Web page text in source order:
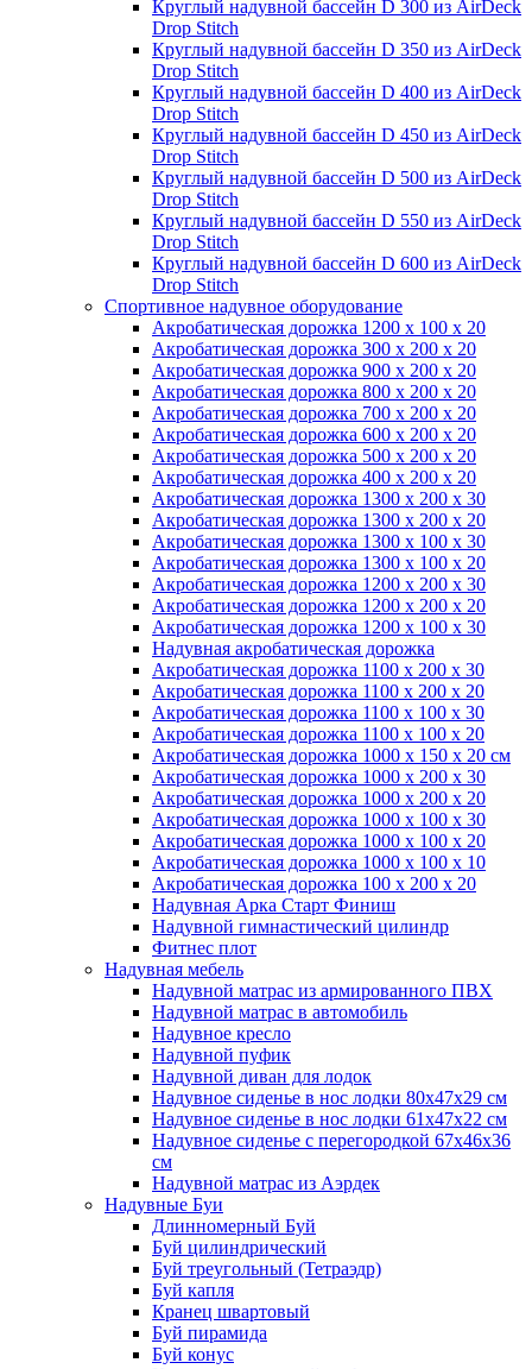
Круглый надувной бассейн D 300 из AirDeck
Drop Stitch
Круглый надувной бассейн D 350 из AirDeck
Drop Stitch
Круглый надувной бассейн D 400 из AirDeck
Drop Stitch
Круглый надувной бассейн D 450 из AirDeck
Drop Stitch
Круглый надувной бассейн D 500 из AirDeck
Drop Stitch
Круглый надувной бассейн D 550 из AirDeck
Drop Stitch
Круглый надувной бассейн D 600 из AirDeck
Drop Stitch
Спортивное надувное оборудование
Акробатическая дорожка 1200 x 100 x 20
Акробатическая дорожка 300 x 200 x 20
Акробатическая дорожка 900 x 200 x 20
Акробатическая дорожка 800 x 200 x 20
Акробатическая дорожка 700 x 200 x 20
Акробатическая дорожка 600 x 200 x 20
Акробатическая дорожка 500 x 200 x 20
Акробатическая дорожка 400 x 200 x 20
Акробатическая дорожка 1300 x 200 x 30
Акробатическая дорожка 1300 x 200 x 20
Акробатическая дорожка 1300 x 100 x 30
Акробатическая дорожка 1300 x 100 x 20
Акробатическая дорожка 1200 x 200 x 30
Акробатическая дорожка 1200 x 200 x 20
Акробатическая дорожка 1200 x 100 x 30
Надувная акробатическая дорожка
Акробатическая дорожка 1100 x 200 x 30
Акробатическая дорожка 1100 x 200 x 20
Акробатическая дорожка 1100 x 100 x 30
Акробатическая дорожка 1100 x 100 x 20
Акробатическая дорожка 1000 x 150 x 20 см
Акробатическая дорожка 1000 x 200 x 30
Акробатическая дорожка 1000 x 200 x 20
Акробатическая дорожка 1000 x 100 x 30
Акробатическая дорожка 1000 x 100 x 20
Акробатическая дорожка 1000 x 100 x 10
Акробатическая дорожка 100 x 200 x 20
Надувная Арка Старт Финиш
Надувной гимнастический цилиндр
Фитнес плот
Надувная мебель
Надувной матрас из армированного ПВХ
Надувной матрас в автомобиль
Надувное кресло
Надувной пуфик
Надувной диван для лодок
Надувное сиденье в нос лодки 80х47х29 см
Надувное сиденье в нос лодки 61х47х22 см
Надувное сиденье с перегородкой 67х46х36
см
Надувной матрас из Аэрдек
Надувные Буи
Длинномерный Буй
Буй цилиндрический
Буй треугольный (Тетраэдр)
Буй капля
Кранец швартовый
Буй пирамида
Буй конус